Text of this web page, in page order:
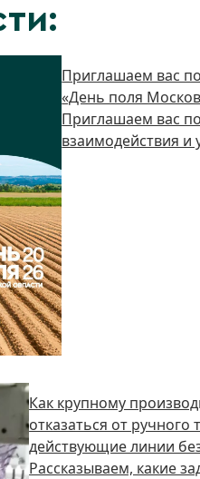
Приглашаем вас
«День поля
Приглашаем вас
взаимодействия
Как крупному
отказаться от
действующие линии
Рассказываем, какие